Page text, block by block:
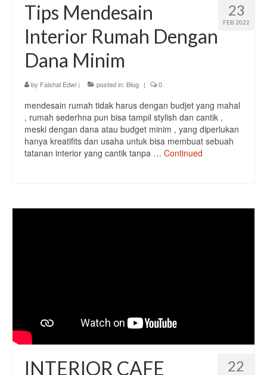
Tempat Penyimpanan
Kabinet
Rak Buku
Sofa
Custom Furniture
23
FEB 2022
Tips Mendesain
Interior Rumah Dengan
Dana Minim
by Faishal Edwi | posted in: Blog | 0
mendesain rumah tidak harus dengan budjet yang mahal
, rumah sederhna pun bisa tampil stylish dan cantik ,
meski dengan dana atau budget minim , yang diperlukan
hanya kreatifits dan usaha untuk bisa membuat sebuah
tatanan interior yang cantik tanpa … Continued
22
INTERIOR CAFE